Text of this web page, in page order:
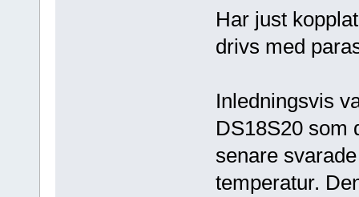
Har just
drivs med
Inledningsvis
DS18S20 som
senare
temperatur.